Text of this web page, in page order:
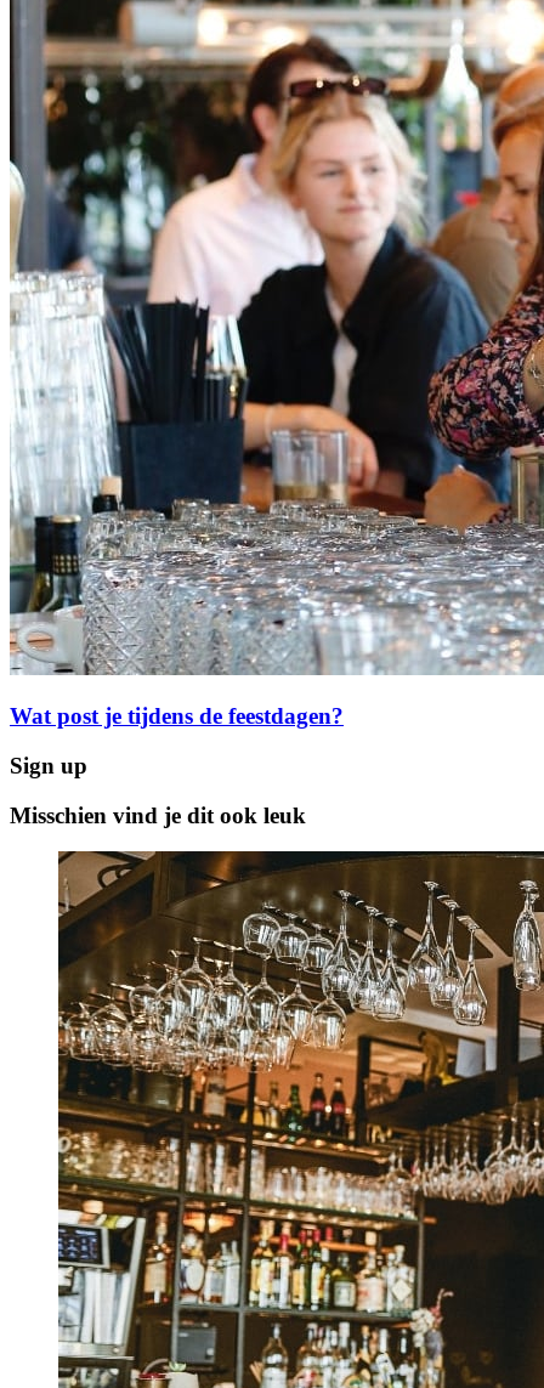
Wat post je tijdens de feestdagen?
Sign up
Misschien vind je dit ook leuk